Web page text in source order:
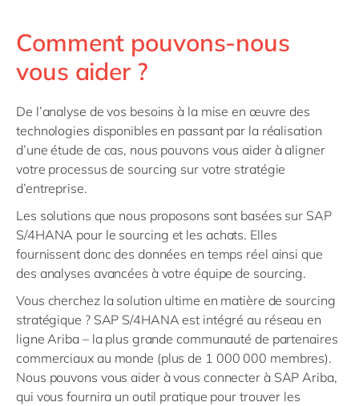
Comment pouvons-nous
vous aider ?
De l’analyse de vos besoins à la mise en œuvre des
technologies disponibles en passant par la réalisation
d’une étude de cas, nous pouvons vous aider à aligner
votre processus de sourcing sur votre stratégie
d’entreprise.
Les solutions que nous proposons sont basées sur SAP
S/4HANA pour le sourcing et les achats. Elles
fournissent donc des données en temps réel ainsi que
des analyses avancées à votre équipe de sourcing.
Vous cherchez la solution ultime en matière de sourcing
stratégique ? SAP S/4HANA est intégré au réseau en
ligne Ariba – la plus grande communauté de partenaires
commerciaux au monde (plus de 1 000 000 membres).
Nous pouvons vous aider à vous connecter à SAP Ariba,
qui vous fournira un outil pratique pour trouver les